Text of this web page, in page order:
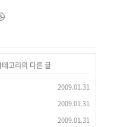
테고리의 다른 글
2009.01.31
2009.01.31
2009.01.31